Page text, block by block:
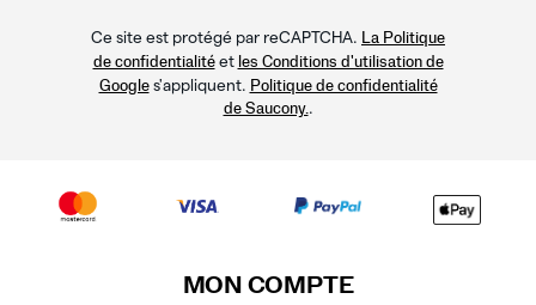
Ce site est protégé par reCAPTCHA.
La Politique
de confidentialitéet les Conditions d'utilisation de
Googles'appliquent. Politique de confidentialité
de Saucony. .
MON COMPTE